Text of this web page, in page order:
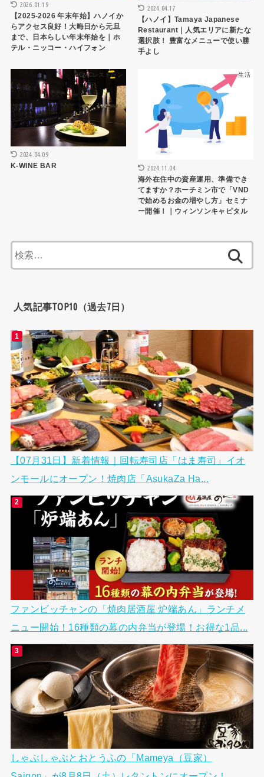
2026.01.19
【2025-2026 年末年始】ハノイか
らアクセス良好！大晦日から元旦
まで、日本らしい年末年始を｜ホ
テル・ニッコー・ハイフォン
2024.04.17
【ハノイ】Tamaya Japanese
Restaurant｜人気エリアに新たな
選択肢！ 豊富なメニューで使い勝
手よし
HCMCレストラン
2024.04.09
K-WINE BAR
生活
2024.11.04
海外在住中の資産運用、準備でき
てますか？ホーチミン市で「VND
で始めるお金の増やし方」セミナ
ー開催！｜ウィンソンキャピタル
索:
人気記事TOP10（過去7日）
【07月31日】新着情報｜回転寿司店「はま寿司」イオ
ンモールにオープン！焼肉店「AsukaZa Ha...
ファンビッチャンの「焼肉居酒屋 炉端あん」ランチメ
ニュー開始！16種類の幕の内弁当が登場！お得な1品...
しゃぶしゃぶとおとうふの「Mameya（豆家）